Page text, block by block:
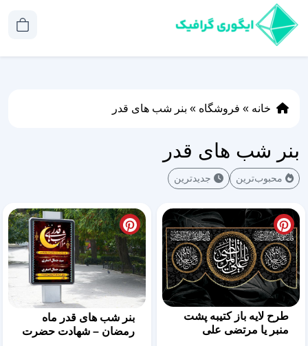
خانه » فروشگاه » بنر شب های قدر
بنر شب های قدر
محبوب‌ترین جدیدترین
طرح لایه باز کتیبه پشت
منبر یا مرتضی علی
بنر شب های قدر ماه
رمضان – شهادت حضرت